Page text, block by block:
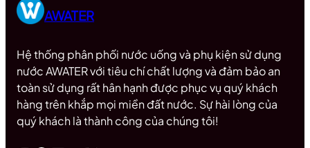
AWATER
Hệ thống phân phối nước uống và phụ kiện sử dụng
nước AWATER với tiêu chí chất lượng và đảm bảo an
toàn sử dụng rất hân hạnh được phục vụ quý khách
hàng trên khắp mọi miền đất nước. Sự hài lòng của
quý khách là thành công của chúng tôi!